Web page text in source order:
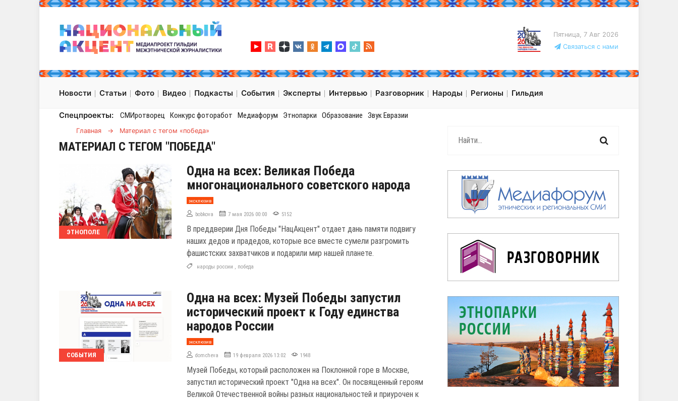
Пятница, 7 Авг 2026
Связаться с нами
Новости Статьи Фото Видео Подкасты События Эксперты Интервью Разговорник Народы Регионы Гильдия
Спецпроекты: СМИротворец Конкурс фоторабот Медиафорум Этнопарки Образование Звук Евразии
Главная → Материал с тегом «победа»
МАТЕРИАЛ С ТЕГОМ "ПОБЕДА"
ЭТНОПОЛЕ
Одна на всех: Великая Победа
многонационального советского народа
эксклюзив
bobkova 7 мая 2026 00:00 5152
В преддверии Дня Победы "НацАкцент" отдает дань памяти подвигу
наших дедов и прадедов, которые все вместе сумели разгромить
фашистских захватчиков и подарили мир нашей планете.
народы россии , победа
СОБЫТИЯ
Одна на всех: Музей Победы запустил
исторический проект к Году единства
народов России
эксклюзив
domcheva 19 февраля 2026 13:02 1948
Музей Победы, который расположен на Поклонной горе в Москве,
запустил исторический проект "Одна на всех". Он посвященный героям
Великой Отечественной войны разных национальностей и приурочен к